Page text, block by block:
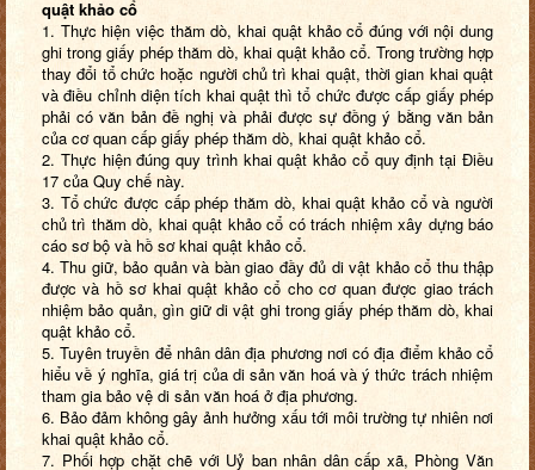
quật khảo cổ
1. Thực hiện việc thăm dò, khai quật khảo cổ đúng với nội dung
ghi trong giấy phép thăm dò, khai quật khảo cổ. Trong trường hợp
thay đổi tổ chức hoặc người chủ trì khai quật, thời gian khai quật
và điều chỉnh diện tích khai quật thì tổ chức được cấp giấy phép
phải có văn bản đề nghị và phải được sự đồng ý bằng văn bản
của cơ quan cấp giấy phép thăm dò, khai quật khảo cổ.
2. Thực hiện đúng quy trình khai quật khảo cổ quy định tại Điều
17 của Quy chế này.
3. Tổ chức được cấp phép thăm dò, khai quật khảo cổ và người
chủ trì thăm dò, khai quật khảo cổ có trách nhiệm xây dựng báo
cáo sơ bộ và hồ sơ khai quật khảo cổ.
4. Thu giữ, bảo quản và bàn giao đầy đủ di vật khảo cổ thu thập
được và hồ sơ khai quật khảo cổ cho cơ quan được giao trách
nhiệm bảo quản, gìn giữ di vật ghi trong giấy phép thăm dò, khai
quật khảo cổ.
5. Tuyên truyền để nhân dân địa phương nơi có địa điểm khảo cổ
hiểu về ý nghĩa, giá trị của di sản văn hoá và ý thức trách nhiệm
tham gia bảo vệ di sản văn hoá ở địa phương.
6. Bảo đảm không gây ảnh hưởng xấu tới môi trường tự nhiên nơi
khai quật khảo cổ.
7. Phối hợp chặt chẽ với Uỷ ban nhân dân cấp xã, Phòng Văn